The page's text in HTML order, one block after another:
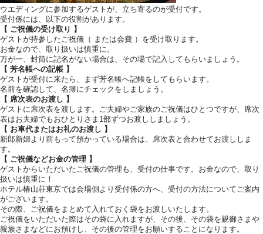
ホ
TEL.
営業時間 11:00
定
〒112-8680
ウエディングに参加するゲストが、立ち寄るのが受付です。
受付係には、以下の役割があります。
【 ご祝儀の受け取り 】
ゲストが持参したご祝儀（ または会費 ）を受け取ります。
お金なので、取り扱いは慎重に。
万が一、封筒に記名がない場合は、その場で記入してもらいましょう。
【 芳名帳への記帳 】
ゲストが受付に来たら、まず芳名帳へ記帳をしてもらいます。
名前を確認して、名簿にチェックをしましょう。
【 席次表のお渡し 】
ゲストに席次表を渡します。ご夫婦やご家族のご祝儀はひとつですが、席次
表はお夫婦でもおひとりさま1部ずつお渡ししましょう。
【 お車代またはお礼のお渡し 】
新郎新婦より前もって預かっている場合は、席次表と合わせてお渡ししま
す。
【 ご祝儀などお金の管理 】
ゲストからいただいたご祝儀の管理も、受付の仕事です。お金なので、取り
扱いは慎重に！
ホテル椿山荘東京では会場側より受付係の方へ、受付の方法についてご案内
がございます。
その際、ご祝儀をまとめて入れておく袋をお渡しいたします。
ご祝儀をいただいた際はその袋に入れますが、その後、その袋を親御さまや
親族さまなどにお預けし、その後の管理をお願いすることになります。